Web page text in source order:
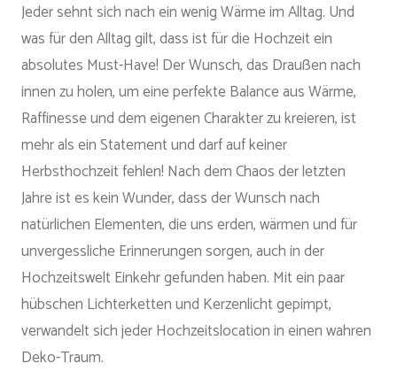
Jeder sehnt sich nach ein wenig Wärme im Alltag. Und
was für den Alltag gilt, dass ist für die Hochzeit ein
absolutes Must-Have! Der Wunsch, das Draußen nach
innen zu holen, um eine perfekte Balance aus Wärme,
Raffinesse und dem eigenen Charakter zu kreieren, ist
mehr als ein Statement und darf auf keiner
Herbsthochzeit fehlen! Nach dem Chaos der letzten
Jahre ist es kein Wunder, dass der Wunsch nach
natürlichen Elementen, die uns erden, wärmen und für
unvergessliche Erinnerungen sorgen, auch in der
Hochzeitswelt Einkehr gefunden haben. Mit ein paar
hübschen Lichterketten und Kerzenlicht gepimpt,
verwandelt sich jeder Hochzeitslocation in einen wahren
Deko-Traum.